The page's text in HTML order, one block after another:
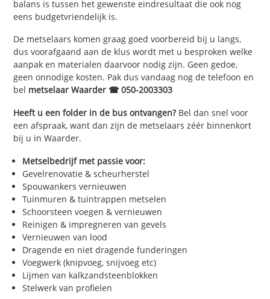
balans is tussen het gewenste eindresultaat die ook nog
eens budgetvriendelijk is.
De metselaars komen graag goed voorbereid bij u langs,
dus voorafgaand aan de klus wordt met u besproken welke
aanpak en materialen daarvoor nodig zijn. Geen gedoe,
geen onnodige kosten. Pak dus vandaag nog de telefoon en
bel metselaar Waarder ☎ 050-2003303
Heeft u een folder in de bus ontvangen?Bel dan snel voor
een afspraak, want dan zijn de metselaars zéér binnenkort
bij u in Waarder.
Metselbedrijf met passie voor:
Gevelrenovatie & scheurherstel
Spouwankers vernieuwen
Tuinmuren & tuintrappen metselen
Schoorsteen voegen & vernieuwen
Reinigen & impregneren van gevels
Vernieuwen van lood
Dragende en niet dragende funderingen
Voegwerk (knipvoeg, snijvoeg etc)
Lijmen van kalkzandsteenblokken
Stelwerk van profielen